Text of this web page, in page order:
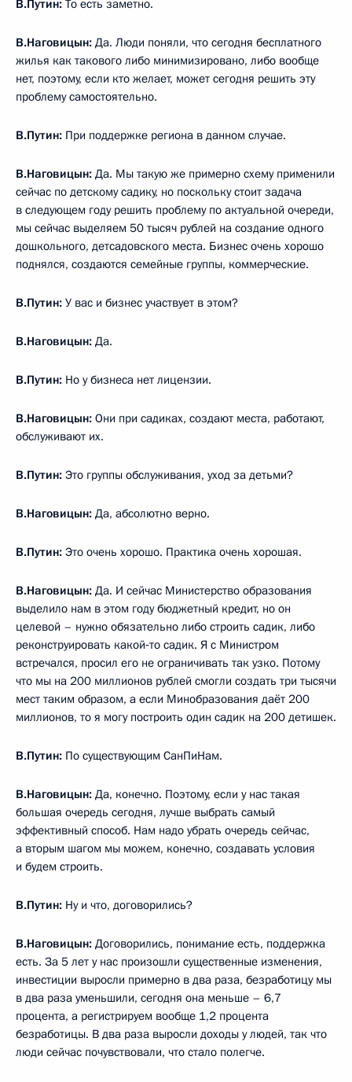
В.Путин: То есть заметно.
В.Наговицын: Да. Люди поняли, что сегодня бесплатного
жилья как такового либо минимизировано, либо вообще
нет, поэтому, если кто желает, может сегодня решить эту
проблему самостоятельно.
В.Путин: При поддержке региона в данном случае.
В.Наговицын: Да. Мы такую же примерно схему применили
сейчас по детскому садику, но поскольку стоит задача
в следующем году решить проблему по актуальной очереди,
мы сейчас выделяем 50 тысяч рублей на создание одного
дошкольного, детсадовского места. Бизнес очень хорошо
поднялся, создаются семейные группы, коммерческие.
В.Путин: У вас и бизнес участвует в этом?
В.Наговицын: Да.
В.Путин: Но у бизнеса нет лицензии.
В.Наговицын: Они при садиках, создают места, работают,
обслуживают их.
В.Путин: Это группы обслуживания, уход за детьми?
В.Наговицын: Да, абсолютно верно.
В.Путин: Это очень хорошо. Практика очень хорошая.
В.Наговицын: Да. И сейчас Министерство образования
выделило нам в этом году бюджетный кредит, но он
целевой – нужно обязательно либо строить садик, либо
реконструировать какой‑то садик. Я с Министром
встречался, просил его не ограничивать так узко. Потому
что мы на 200 миллионов рублей смогли создать три тысячи
мест таким образом, а если Минобразования даёт 200
миллионов, то я могу построить один садик на 200 детишек.
В.Путин: По существующим СанПиНам.
В.Наговицын: Да, конечно. Поэтому, если у нас такая
большая очередь сегодня, лучше выбрать самый
эффективный способ. Нам надо убрать очередь сейчас,
а вторым шагом мы можем, конечно, создавать условия
и будем строить.
В.Путин: Ну и что, договорились?
В.Наговицын: Договорились, понимание есть, поддержка
есть. За 5 лет у нас произошли существенные изменения,
инвестиции выросли примерно в два раза, безработицу мы
в два раза уменьшили, сегодня она меньше – 6,7
процента, а регистрируем вообще 1,2 процента
безработицы. В два раза выросли доходы у людей, так что
люди сейчас почувствовали, что стало полегче.